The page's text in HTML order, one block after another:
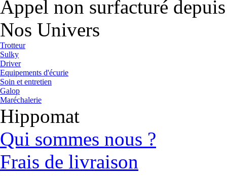
Appel non surfacturé
Nos Univers
Trotteur
Sulky
Driver
Equipements d'écurie
Soin et entretien
Galop
Maréchalerie
Hippomat
Qui sommes nous ?
Frais de livraison